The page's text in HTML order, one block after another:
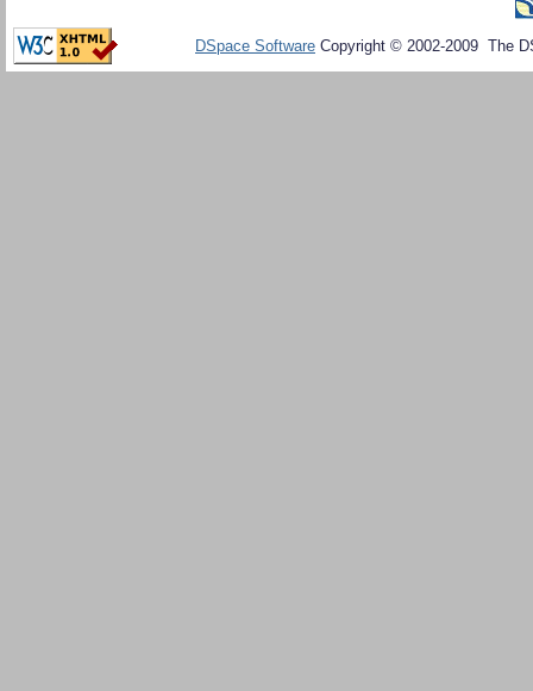
DSpace Software Copyright © 2002-2009 The